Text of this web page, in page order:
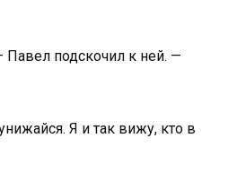
подскочил к ней. —
Я и так вижу, кто в